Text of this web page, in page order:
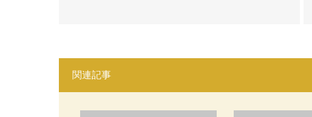
関連記事